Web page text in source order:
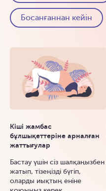
Босанғаннан кейін
Кіші жамбас
бұлшықеттеріне арналған
жаттығулар
Бастау үшін сіз шалқаңызбен
жатып, тізеңізді бүгіп,
оларды иықтың еніне